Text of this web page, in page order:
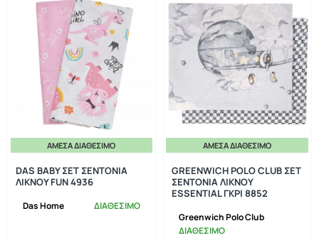
ΆΜΕΣΑ ΔΙΑΘΈΣΙΜΟ
Das Home ΔΙΑΘΕΣΙΜΟ
DAS BABY ΣΕΤ ΣΕΝΤΟΝΙΑ
ΛΙΚΝΟΥ FUN 4936
ΆΜΕΣΑ ΔΙΑΘΈΣΙΜΟ
Greenwich Polo Club
ΔΙΑΘΕΣΙΜΟ
GREENWICH POLO CLUB ΣΕΤ
ΣΕΝΤΟΝΙΑ ΛΙΚΝΟΥ
ESSENTIAL ΓΚΡΙ 8852